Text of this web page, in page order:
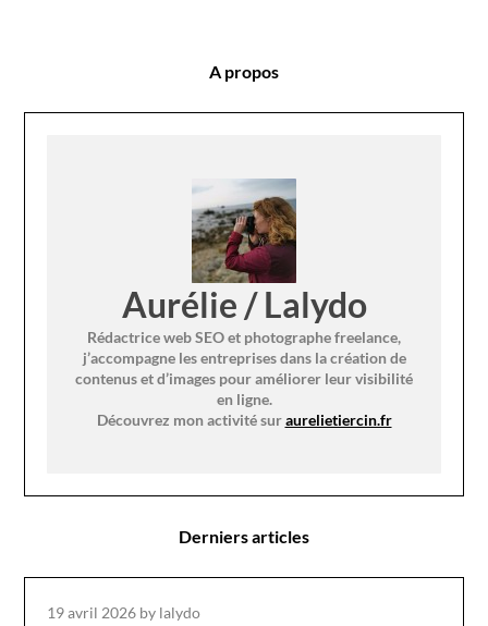
A propos
Aurélie / Lalydo
Rédactrice web SEO et photographe freelance,
j’accompagne les entreprises dans la création de
contenus et d’images pour améliorer leur visibilité
en ligne.
Découvrez mon activité suraurelietiercin.fr
Derniers articles
19 avril 2026 by lalydo